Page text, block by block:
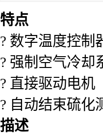
特点
? 数字温度控制
? 强制空气冷却
? 直接驱动电机
? 自动结束硫化
描述